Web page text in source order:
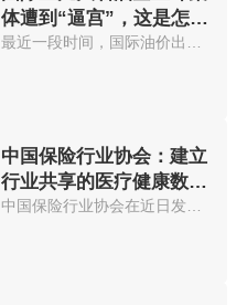
体遭到“逼宫”，这是怎么
回事?
最近一段时间，国际油价出现了显...
中国保险行业协会：建立
行业共享的医疗健康数据
库
中国保险行业协会在近日发布的《...